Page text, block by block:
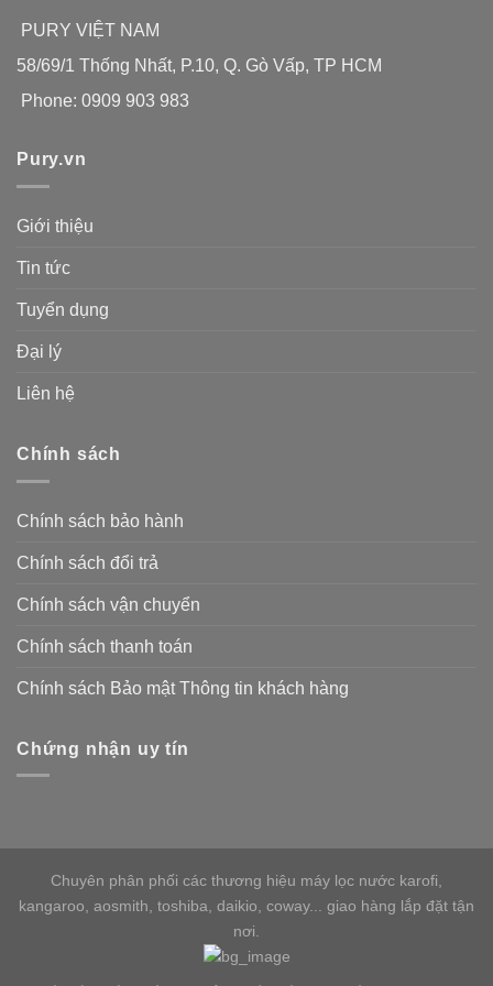
PURY VIỆT NAM
58/69/1 Thống Nhất, P.10, Q. Gò Vấp, TP HCM
Phone: 0909 903 983
Pury.vn
Giới thiệu
Tin tức
Tuyển dụng
Đại lý
Liên hệ
Chính sách
Chính sách bảo hành
Chính sách đổi trả
Chính sách vận chuyển
Chính sách thanh toán
Chính sách Bảo mật Thông tin khách hàng
Chứng nhận uy tín
Chuyên phân phối các thương hiệu máy lọc nước karofi,
kangaroo, aosmith, toshiba, daikio, coway... giao hàng lắp đặt tận
nơi.